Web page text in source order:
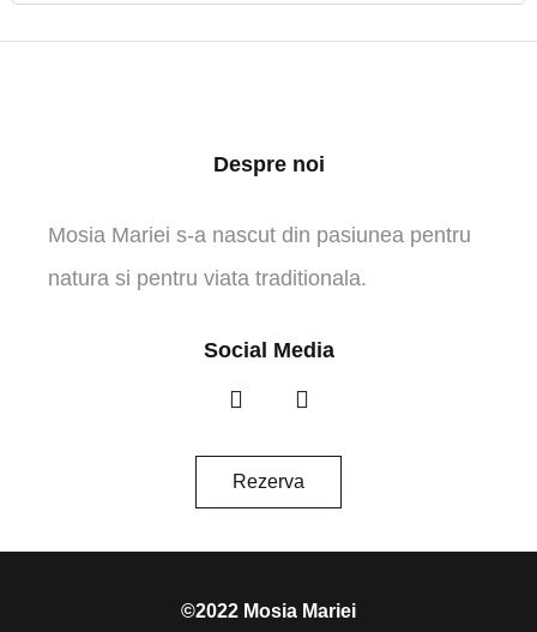
Despre noi
Mosia Mariei s-a nascut din pasiunea pentru
natura si pentru viata traditionala.
Social Media
Rezerva
©2022 Mosia Mariei